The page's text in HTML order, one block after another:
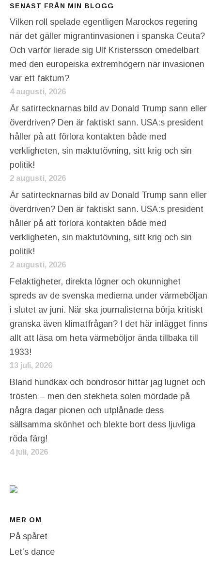
SENAST FRÅN MIN BLOGG
Vilken roll spelade egentligen Marockos regering
när det gäller migrantinvasionen i spanska Ceuta?
Och varför lierade sig Ulf Kristersson omedelbart
med den europeiska extremhögern när invasionen
var ett faktum?
4 augusti, 2026
Är satirtecknarnas bild av Donald Trump sann eller
överdriven? Den är faktiskt sann. USA:s president
håller på att förlora kontakten både med
verkligheten, sin maktutövning, sitt krig och sin
politik!
2 augusti, 2026
Är satirtecknarnas bild av Donald Trump sann eller
överdriven? Den är faktiskt sann. USA:s president
håller på att förlora kontakten både med
verkligheten, sin maktutövning, sitt krig och sin
politik!
2 augusti, 2026
Felaktigheter, direkta lögner och okunnighet
spreds av de svenska medierna under värmeböljan
i slutet av juni. När ska journalisterna börja kritiskt
granska även klimatfrågan? I det här inlägget finns
allt att läsa om heta värmeböljor ända tillbaka till
1933!
13 juli, 2026
Bland hundkäx och bondrosor hittar jag lugnet och
trösten – men den stekheta solen mördade på
några dagar pionen och utplånade dess
sällsamma skönhet och blekte bort dess ljuvliga
röda färg!
4 juli, 2026
MER OM
På spåret
Let’s dance